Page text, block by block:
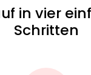
in vier
Schritten